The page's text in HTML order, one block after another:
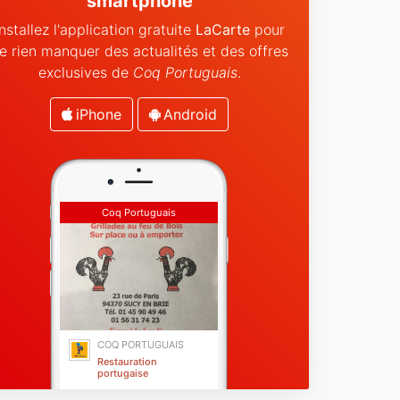
l'application gratuite LaCartepour
rien manquer des actualités et des offres
exclusives de Coq Portuguais.
iPhone Android
Coq Portuguais
COQ PORTUGUAIS
Restauration
portugaise